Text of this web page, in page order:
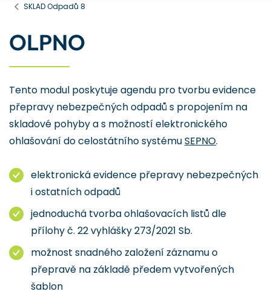
SKLAD Odpadů 8
OLPNO
Tento modul poskytuje agendu pro tvorbu evidence
přepravy nebezpečných odpadů s propojením na
skladové pohyby a s možností elektronického
ohlašování do celostátního systémuSEPNO.
elektronická evidence přepravy nebezpečných
i ostatních odpadů
jednoduchá tvorba ohlašovacích listů dle
přílohy č. 22 vyhlášky 273/2021 Sb.
možnost snadného založení záznamu o
přepravě na základě předem vytvořených
šablon